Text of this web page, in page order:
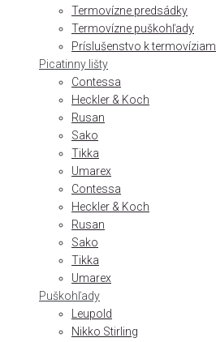
Termovízne predsádky
Termovízne puškohľady
Príslušenstvo k termovíziam
Picatinny lišty
Contessa
Heckler & Koch
Rusan
Sako
Tikka
Umarex
Contessa
Heckler & Koch
Rusan
Sako
Tikka
Umarex
Puškohľady
Leupold
Nikko Stirling